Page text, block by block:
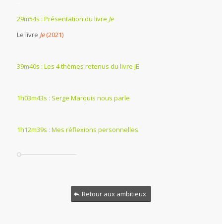
29m54s : Présentation du livre Je
Le livre Je(2021)
39m40s : Les 4 thèmes retenus du livre JE
1h03m43s : Serge Marquis nous parle
1h12m39s : Mes réflexions personnelles
Retour aux ambitieux